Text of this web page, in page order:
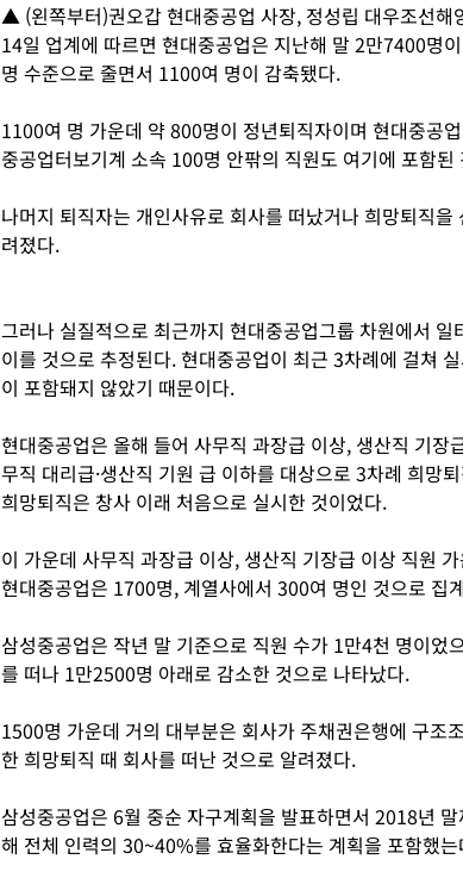
▲ (왼쪽부터)권오갑 현대중공업 사장, 정성립 대우조선해
14일 업계에 따르면 현대중공업은 지난해 말 2만7400명
명 수준으로 줄면서 1100여 명이 감축됐다.
1100여 명 가운데 약 800명이 정년퇴직자이며 현대중공
중공업터보기계 소속 100명 안팎의 직원도 여기에 포함된
나머지 퇴직자는 개인사유로 회사를 떠났거나 희망퇴직
려졌다.
그러나 실질적으로 최근까지 현대중공업그룹 차원에서
이를 것으로 추정된다. 현대중공업이 최근 3차례에 걸쳐
이 포함돼지 않았기 때문이다.
현대중공업은 올해 들어 사무직 과장급 이상, 생산직 기장
무직 대리급·생산직 기원 급 이하를 대상으로 3차례 희망
희망퇴직은 창사 이래 처음으로 실시한 것이었다.
이 가운데 사무직 과장급 이상, 생산직 기장급 이상 직원
현대중공업은 1700명, 계열사에서 300여 명인 것으로 집
삼성중공업은 작년 말 기준으로 직원 수가 1만4천 명이었
를 떠나 1만2500명 아래로 감소한 것으로 나타났다.
1500명 가운데 거의 대부분은 회사가 주채권은행에 구조
한 희망퇴직 때 회사를 떠난 것으로 알려졌다.
삼성중공업은 6월 중순 자구계획을 발표하면서 2018년
해 전체 인력의 30~40%를 효율화한다는 계획을 포함했